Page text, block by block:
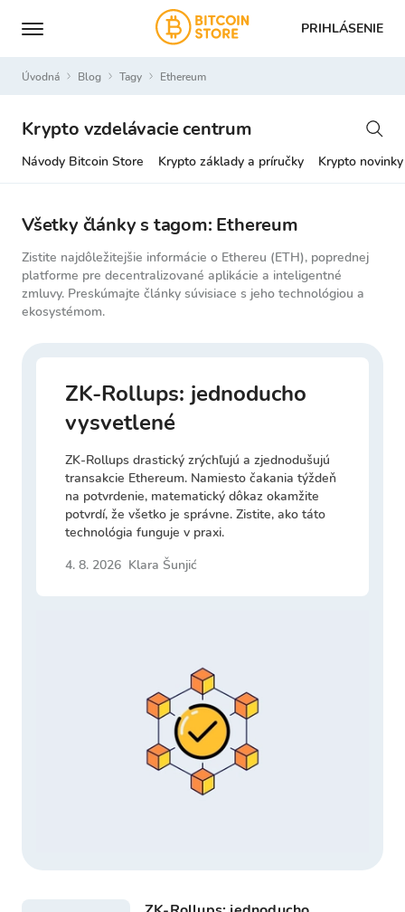
PRIHLÁSENIE
Úvodná Blog Tagy ethereum
Krypto vzdelávacie centrum
Návody Bitcoin Store Krypto základy a príručky Krypto novinky
Všetky články s tagom: Ethereum
Zistite najdôležitejšie informácie o Ethereu (ETH), poprednej
platforme pre decentralizované aplikácie a inteligentné
zmluvy. Preskúmajte články súvisiace s jeho technológiou a
ekosystémom.
ZK-Rollups: jednoducho
vysvetlené
ZK-Rollups drastický zrýchľujú a zjednodušujú
transakcie Ethereum. Namiesto čakania týždeň
na potvrdenie, matematický dôkaz okamžite
potvrdí, že všetko je správne. Zistite, ako táto
technológia funguje v praxi.
4. 8. 2026 Klara Šunjić